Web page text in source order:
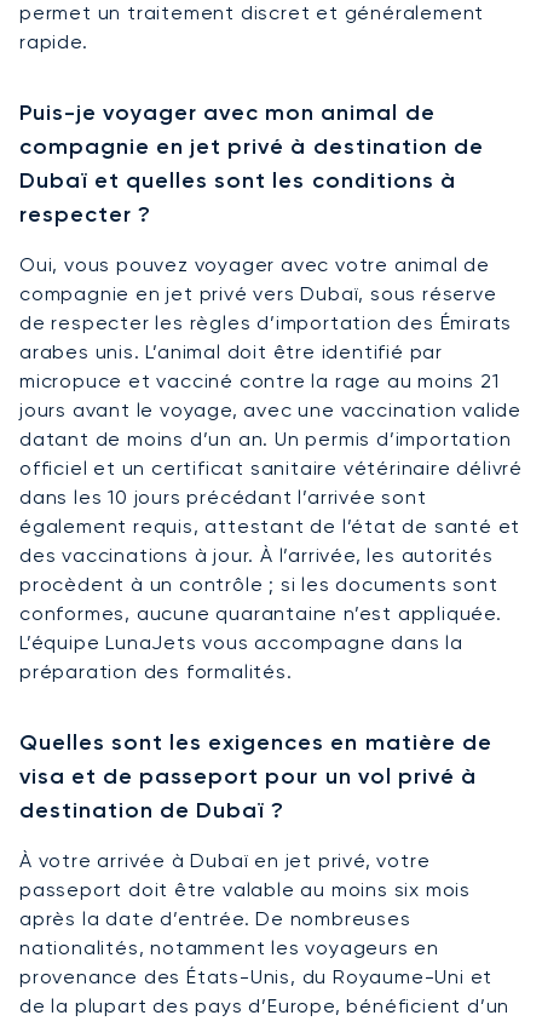
permet un traitement discret et généralement
rapide.
Puis-je voyager avec mon animal de
compagnie en jet privé à destination de
Dubaï et quelles sont les conditions à
respecter ?
Oui, vous pouvez voyager avec votre animal de
compagnie en jet privé vers Dubaï, sous réserve
de respecter les règles d’importation des Émirats
arabes unis. L’animal doit être identifié par
micropuce et vacciné contre la rage au moins 21
jours avant le voyage, avec une vaccination valide
datant de moins d’un an. Un permis d’importation
officiel et un certificat sanitaire vétérinaire délivré
dans les 10 jours précédant l’arrivée sont
également requis, attestant de l’état de santé et
des vaccinations à jour. À l’arrivée, les autorités
procèdent à un contrôle ; si les documents sont
conformes, aucune quarantaine n’est appliquée.
L’équipe LunaJets vous accompagne dans la
préparation des formalités.
Quelles sont les exigences en matière de
visa et de passeport pour un vol privé à
destination de Dubaï ?
À votre arrivée à Dubaï en jet privé, votre
passeport doit être valable au moins six mois
après la date d’entrée. De nombreuses
nationalités, notamment les voyageurs en
provenance des États-Unis, du Royaume-Uni et
de la plupart des pays d’Europe, bénéficient d’un